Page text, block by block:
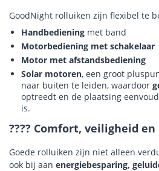
GoodNight rolluiken zijn flexibel te
Handbediening met band
Motorbediening met schakelaar
Motor met afstandsbediening
Solar motoren, een groot
naar buiten te leiden, waardoor
optreedt en de plaatsing
is.
???? Comfort, veiligheid
Goede rolluiken zijn niet alleen
ook bij aan energiebesparing,